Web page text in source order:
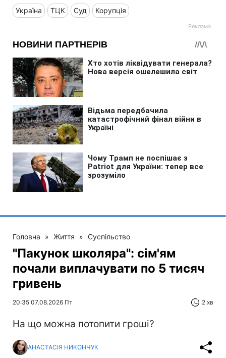
Україна ТЦК Суд Корупція
Головна » Життя » Суспільство
"Пакунок школяра": сім'ям
почали виплачувати по 5 тисяч
гривень
20:35 07.08.2026 Пт 2 хв
На що можна потопити гроші?
АНАСТАСІЯ НИКОНЧУК